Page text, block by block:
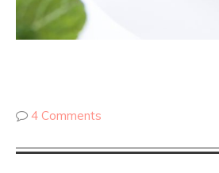
4 Comments